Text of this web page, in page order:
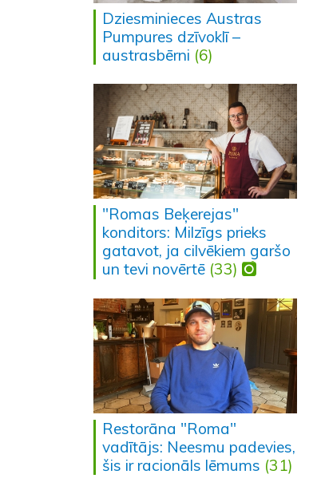
Dziesminieces Austras
Pumpures dzīvoklī –
austrasbērni (6)
"Romas Beķerejas"
konditors: Milzīgs prieks
gatavot, ja cilvēkiem garšo
un tevi novērtē (33)
Restorāna "Roma"
vadītājs: Neesmu padevies,
šis ir racionāls lēmums (31)